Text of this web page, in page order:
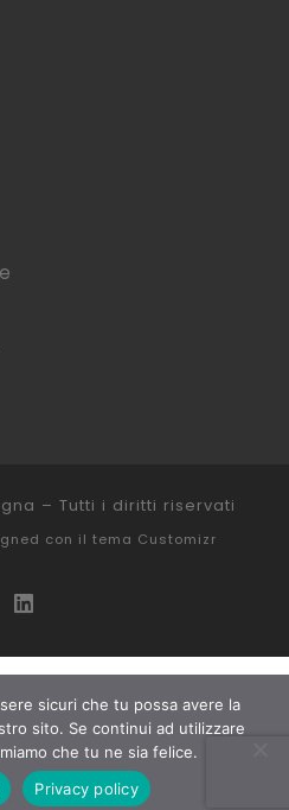
– Tutti i diritti riservati
con il tema Customizr
sicuri che tu possa avere la
sito. Se continui ad utilizzare
che tu ne sia felice.
Privacy policy